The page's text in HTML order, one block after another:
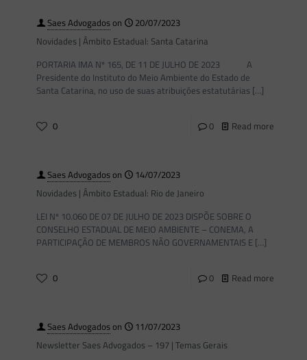
Saes Advogadoson
20/07/2023
Novidades | Âmbito Estadual: Santa Catarina
PORTARIA IMA Nº 165, DE 11 DE JULHO DE 2023 A
Presidente do Instituto do Meio Ambiente do Estado de
Santa Catarina, no uso de suas atribuições estatutárias […]
0 0 Read more
Saes Advogadoson
14/07/2023
Novidades | Âmbito Estadual: Rio de Janeiro
LEI Nº 10.060 DE 07 DE JULHO DE 2023 DISPÕE SOBRE O
CONSELHO ESTADUAL DE MEIO AMBIENTE – CONEMA, A
PARTICIPAÇÃO DE MEMBROS NÃO GOVERNAMENTAIS E […]
0 0 Read more
Saes Advogadoson
11/07/2023
Newsletter Saes Advogados – 197 | Temas Gerais